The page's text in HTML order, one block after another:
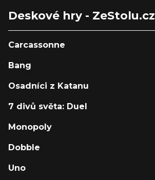
Deskové hry - ZeStolu.cz
Carcassonne
Bang
Osadníci z Katanu
7 divů světa: Duel
Monopoly
Dobble
Uno